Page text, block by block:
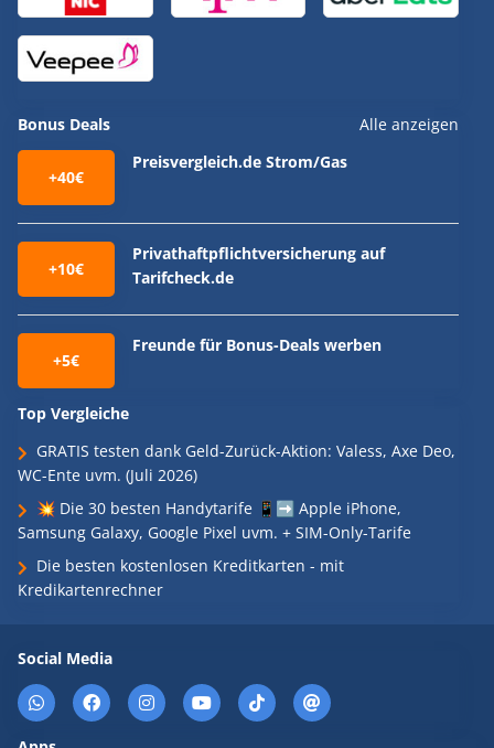
Bonus Deals Alle anzeigen
+40€
Preisvergleich.de Strom/Gas
+10€
Privathaftpflichtversicherung auf
Tarifcheck.de
+5€
Freunde für Bonus-Deals werben
Top Vergleiche
GRATIS testen dank Geld-Zurück-Aktion: Valess, Axe Deo,
WC-Ente uvm. (Juli 2026)
💥 Die 30 besten Handytarife 📱➡️ Apple iPhone,
Samsung Galaxy, Google Pixel uvm. + SIM-Only-Tarife
Die besten kostenlosen Kreditkarten - mit
Kredikartenrechner
Social Media